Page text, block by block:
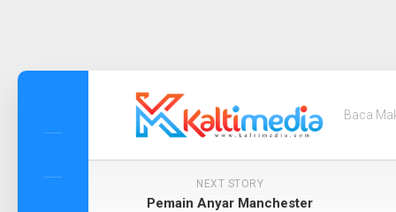
Skip
Baca
NEXT STORY
Pemain Anyar Manchester